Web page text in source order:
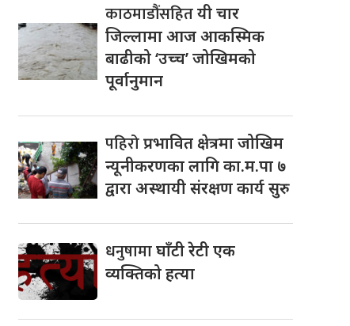
काठमाडौंसहितयी चार
जिल्लामा आज आकस्मिक
बाढीको ‘उच्च’ जोखिमको
पूर्वानुमान
पहिरोप्रभावित क्षेत्रमा जोखिम
न्यूनीकरणका लागि का.म.पा ७
द्वारा अस्थायी संरक्षण कार्य सुरु
धनुषामाघाँटी रेटी एक
व्यक्तिको हत्या